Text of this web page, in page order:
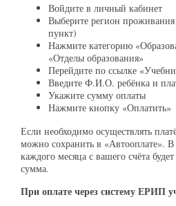
Войдите в личный кабинет
Выберите регион
пункт)
Нажмите категорию
«Отделы образования»
Перейдите по ссылке
Введите Ф.И.О. ребёнка и
Укажите сумму оплаты
Нажмите кнопку «Оплатить»
Если необходимо осуществлять
можно сохранить в «Автооплате».
каждого месяца с вашего счёта
сумма.
При оплате через систему ЕРИП